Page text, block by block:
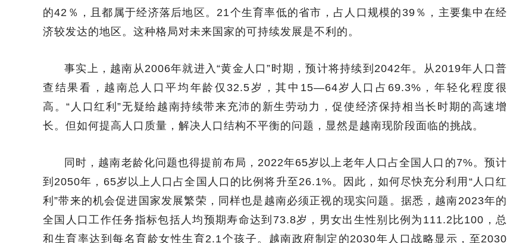
的42％，且都属于经济落后地区。21个生育率低的省市，占人口规模的39％，主要集中在经
济较发达的地区。这种格局对未来国家的可持续发展是不利的。
事实上，越南从2006年就进入“黄金人口”时期，预计将持续到2042年。从2019年人口普
查结果看，越南总人口平均年龄仅32.5岁，其中15—64岁人口占69.3%，年轻化程度很
高。“人口红利”无疑给越南持续带来充沛的新生劳动力，促使经济保持相当长时期的高速增
长。但如何提高人口质量，解决人口结构不平衡的问题，显然是越南现阶段面临的挑战。
同时，越南老龄化问题也得提前布局，2022年65岁以上老年人口占全国人口的7%。预计
到2050年，65岁以上人口占全国人口的比例将升至26.1%。因此，如何尽快充分利用“人口红
利”带来的机会促进国家发展繁荣，同样也是越南必须正视的现实问题。据悉，越南2023年的
全国人口工作任务指标包括人均预期寿命达到73.8岁，男女出生性别比例为111.2比100，总
和生育率达到每名育龄女性生育2.1个孩子。越南政府制定的2030年人口战略显示，至2030